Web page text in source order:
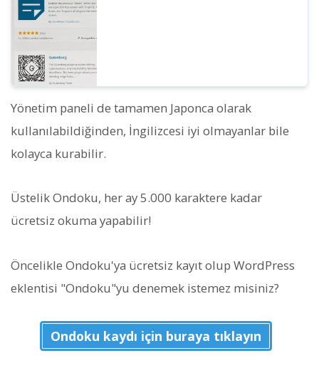
Yönetim paneli de tamamen Japonca olarak
kullanılabildiğinden, İngilizcesi iyi olmayanlar bile
kolayca kurabilir.
Üstelik Ondoku, her ay 5.000 karaktere kadar
ücretsiz okuma yapabilir!
Öncelikle Ondoku'ya ücretsiz kayıt olup WordPress
eklentisi "Ondoku"yu denemek istemez misiniz?
Ondoku kaydı için buraya tıklayın